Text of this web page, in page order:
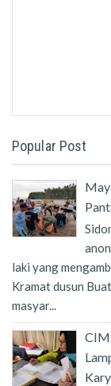
Popular Post
laki yang
Kramat dusun
masyar...